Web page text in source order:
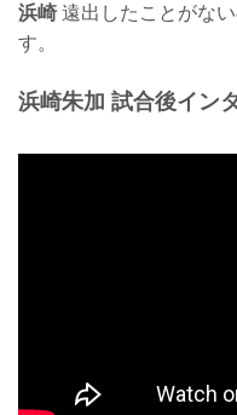
浜崎 遠出したことがな
す。
浜崎朱加 試合後イン